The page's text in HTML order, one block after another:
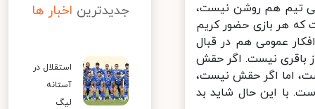
تیم هم روشن نیست،
هر بازی حضور کریم
عمومی هم در قبال
باقری نیست. اگر حقش
اما اگر حقش نیست،
با این حال شاید بد
جدیدترین اخبار ها
استقلال در
آستانه
لیگ